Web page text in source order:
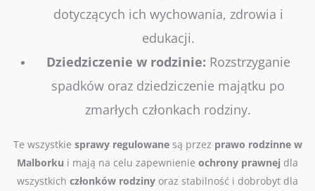
dotyczących ich wychowania, zdrowia i
edukacji.
Dziedziczenie w rodzinie: Rozstrzyganie
spadków oraz dziedziczenie majątku po
zmarłych członkach rodziny.
Te wszystkie sprawy regulowanesą przez prawo rodzinne w
Malborku i mają na celu zapewnienie ochrony prawnej dla
wszystkich członków rodziny oraz stabilność i dobrobyt dla